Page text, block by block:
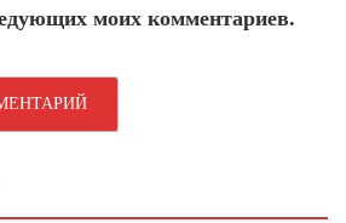
моих комментариев.